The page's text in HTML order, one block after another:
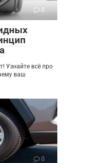
0
Узнайте всё про
ваш
0